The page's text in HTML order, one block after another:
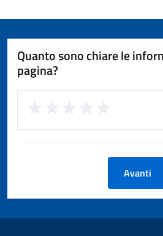
Quanto sono chiare le
pagina?
Avanti